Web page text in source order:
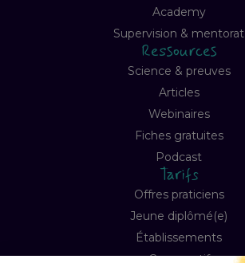
Academy
Supervision & mentorat
Ressources
Science & preuves
Articles
Webinaires
Fiches gratuites
Podcast
Tarifs
Offres praticiens
Jeune diplômé(e)
Établissements
Comparatif